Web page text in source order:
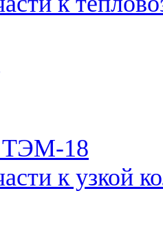
18
к узкой